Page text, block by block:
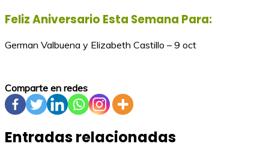
Feliz Aniversario Esta Semana Para:
German Valbuena y Elizabeth Castillo – 9 oct
Comparte en redes
Entradas relacionadas